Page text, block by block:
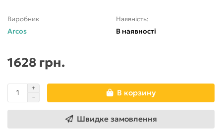
Виробник
Arcos
Наявність:
В наявності
1628 грн.
В корзину
Швидке замовлення